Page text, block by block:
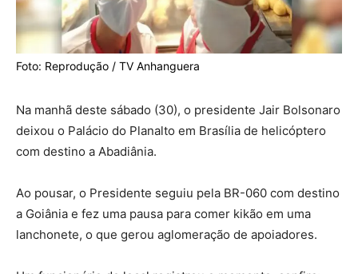
Foto: Reprodução / TV Anhanguera
Na manhã deste sábado (30), o presidente Jair Bolsonaro
deixou o Palácio do Planalto em Brasília de helicóptero
com destino a Abadiânia.
Ao pousar, o Presidente seguiu pela BR-060 com destino
a Goiânia e fez uma pausa para comer kikão em uma
lanchonete, o que gerou aglomeração de apoiadores.